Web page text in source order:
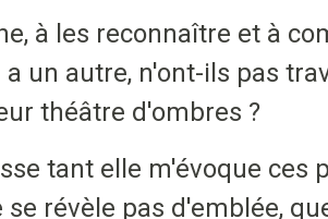
à les reconnaître et à
un autre, n'ont-ils pas
théâtre d'ombres ?
tant elle m'évoque ces
révèle pas d'emblée,